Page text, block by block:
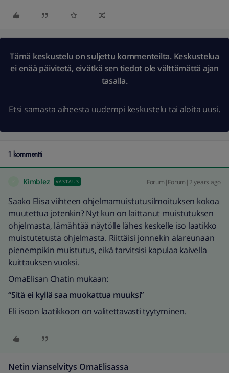
Tämä keskustelu on suljettu kommenteilta. Keskustelua
ei enää päivitetä, eivätkä sen tiedot ole välttämättä ajan
tasalla.
Etsi samasta aiheesta uudempi keskustelu tai aloita uusi.
1 kommentti
Kimblez VASTAUS Forum|Forum|2 years ago
Saako Elisa viihteen ohjelmamuistutusilmoituksen kokoa
muutettua jotenkin? Nyt kun on laittanut muistutuksen
ohjelmasta, lämähtää näytölle lähes keskelle iso laatikko
muistutetusta ohjelmasta. Riittäisi jonnekin alareunaan
pienempikin muistutus, eikä tarvitsisi kapulaa kaivella
kuittauksen vuoksi.
OmaElisan Chatin mukaan:
“Sitä ei kyllä saa muokattua muuksi”
Eli isoon laatikkoon on valitettavasti tyytyminen.
Netin vianselvitys OmaElisassa